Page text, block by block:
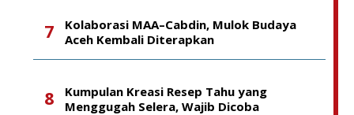
Kolaborasi MAA–Cabdin, Mulok Budaya
Aceh Kembali Diterapkan
Kumpulan Kreasi Resep Tahu yang
Menggugah Selera, Wajib Dicoba